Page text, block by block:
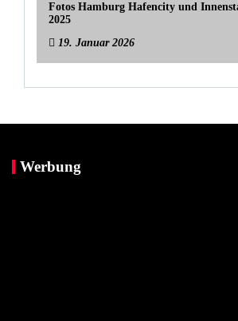
Fotos Hamburg Hafencity und
2025
19. Januar 2026
Werbung